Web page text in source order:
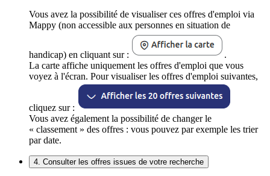
Vous avez la possibilité de visualiser ces offres d'emploi via
Mappy (non accessible aux personnes en situation de
handicap) en cliquant sur :
.
La carte affiche uniquement les offres d'emploi que vous
voyez à l'écran. Pour visualiser les offres d'emploi suivantes,
cliquez sur :
Vous avez également la possibilité de changer le
« classement » des offres : vous pouvez par exemple les trier
par date.
4. Consulter les offres issues de votre recherche